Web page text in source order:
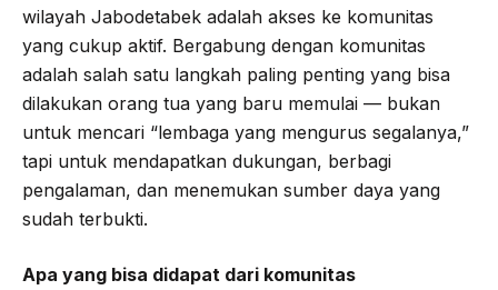
wilayah Jabodetabek adalah akses ke komunitas
yang cukup aktif. Bergabung dengan komunitas
adalah salah satu langkah paling penting yang bisa
dilakukan orang tua yang baru memulai — bukan
untuk mencari “lembaga yang mengurus segalanya,”
tapi untuk mendapatkan dukungan, berbagi
pengalaman, dan menemukan sumber daya yang
sudah terbukti.
Apa yang bisa didapat dari komunitas